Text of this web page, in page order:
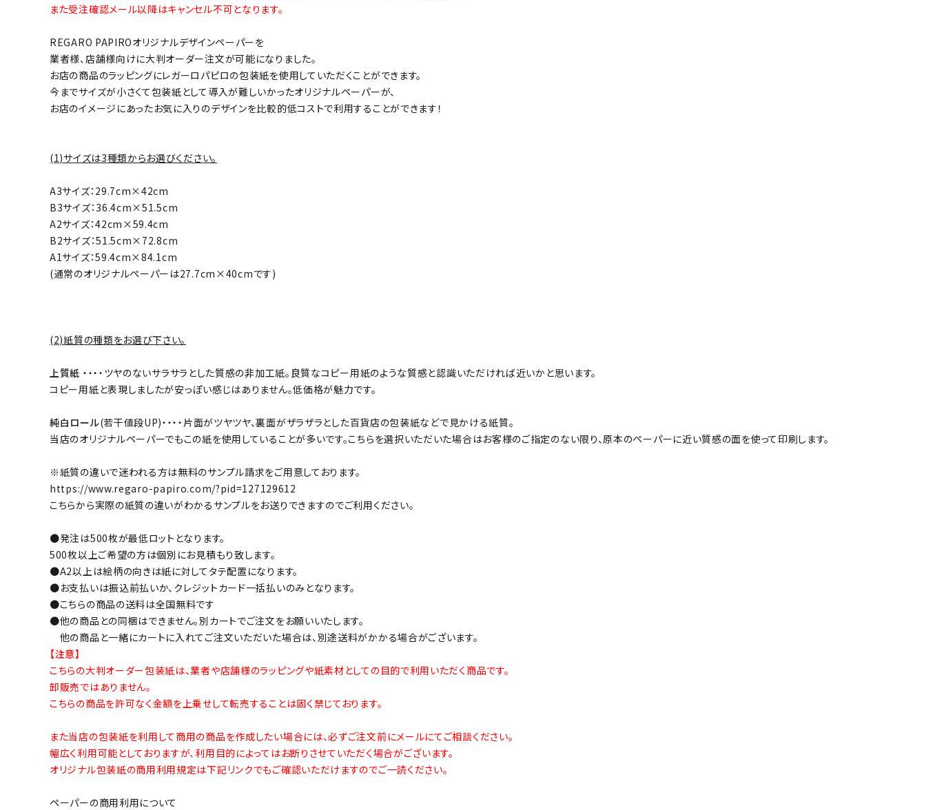
また受注確認メール以降はキャンセル不可となります。
REGARO PAPIROオリジナルデザインペーパーを
業者様、店舗様向けに大判オーダー注文が可能になりました。
お店の商品のラッピングにレガーロパピロの包装紙を使用していただくことができます。
今までサイズが小さくて包装紙として導入が難しいかったオリジナルペーパーが、
お店のイメージにあったお気に入りのデザインを比較的低コストで利用することができます！
(1)サイズは3種類からお選びください。
A3サイズ：29.7cm×42cm
B3サイズ：36.4cm×51.5cm
A2サイズ：42cm×59.4cm
B2サイズ：51.5cm×72.8cm
A1サイズ：59.4cm×84.1cm
(通常のオリジナルペーパーは27.7cm×40cmです)
(2)紙質の種類をお選び下さい。
上質紙 ・・・・ツヤのないサラサラとした質感の非加工紙。良質なコピー用紙のような質感と認識いただければ近いかと思います。
コピー用紙と表現しましたが安っぽい感じはありません。低価格が魅力です。
純白ロール(若干値段UP)・・・・片面がツヤツヤ、裏面がザラザラとした百貨店の包装紙などで見かける紙質。
当店のオリジナルペーパーでもこの紙を使用していることが多いです。こちらを選択いただいた場合はお客様のご指定のない限り、原本のペーパーに近い質感の面を使って印刷します。
※紙質の違いで迷われる方は無料のサンプル請求をご用意しております。
https://www.regaro-papiro.com/?pid=127129612
こちらから実際の紙質の違いがわかるサンプルをお送りできますのでご利用ください。
●発注は500枚が最低ロットとなります。
500枚以上ご希望の方は個別にお見積もり致します。
●A2以上は絵柄の向きは紙に対してタテ配置になります。
●お支払いは振込前払いか、クレジットカード一括払いのみとなります。
●こちらの商品の送料は全国無料です
●他の商品との同梱はできません。別カートでご注文をお願いいたします。
他の商品と一緒にカートに入れてご注文いただいた場合は、別途送料がかかる場合がございます。
【注意】
こちらの大判オーダー包装紙は、業者や店舗様のラッピングや紙素材としての目的で利用いただく商品です。
卸販売ではありません。
こちらの商品を許可なく金額を上乗せして転売することは固く禁じております。
また当店の包装紙を利用して商用の商品を作成したい場合には、必ずご注文前にメールにてご相談ください。
幅広く利用可能としておりますが、利用目的によってはお断りさせていただく場合がございます。
オリジナル包装紙の商用利用規定は下記リンクでもご確認いただけますのでご一読ください。
ペーパーの商用利用について